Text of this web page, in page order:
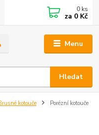
Menu
Hledat
0 ks
za 0 Kč
kotouče Porézní kotouče